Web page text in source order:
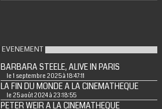
EVENEMENT
BARBARA STEELE, ALIVE IN PARIS
le 1 septembre 2025 à 18:47:11
LA FIN DU MONDE A LA CINEMATHEQUE
le 25 août 2024 à 23:18:55
PETER WEIR A LA CINEMATHEQUE